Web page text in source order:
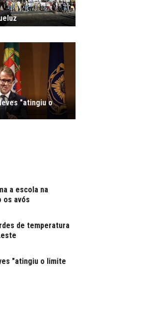
"atingiu o
a escola na
os avós
de temperatura
"atingiu o limite